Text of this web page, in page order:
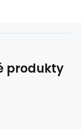
produkty